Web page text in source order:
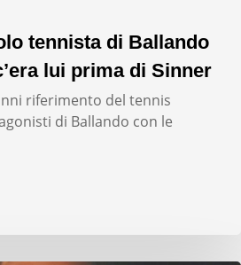
tennista di Ballando
lui prima di Sinner
riferimento del tennis
di Ballando con le